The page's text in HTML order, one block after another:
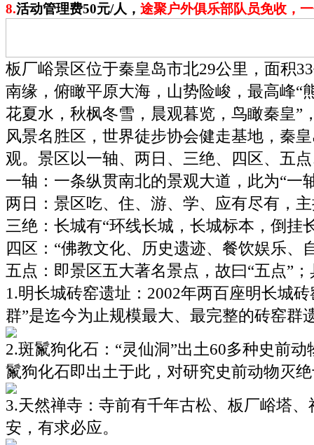
8.活动管理费50元/人， 途聚户外俱乐部队员免收，
板厂峪景区位于秦皇岛市北29公里，面积
南缘，俯瞰平原大海，山势险峻，最高峰“
花夏水，秋枫冬雪，晨观暮览，鸟瞰秦皇
风景名胜区，世界徒步协会健走基地，秦
观。景区以一轴、两日、三绝、四区、五
一轴：一条纵贯南北的景观大道，此为“一
两日：景区吃、住、游、学、应有尽有，
三绝：长城有“环线长城，长城标本，倒挂
四区：“佛教文化、历史遗迹、餐饮娱乐、
五点：即景区五大著名景点，故曰“五点”
1.明长城砖窑遗址：2002年两百座明长城
群”是迄今为止规模最大、最完整的砖窑群
2.斑鬣狗化石：“灵仙洞”出土60多种史前
鬣狗化石即出土于此，对研究史前动物灭
3.天然禅寺：寺前有千年古松、板厂峪塔
安，有求必应。